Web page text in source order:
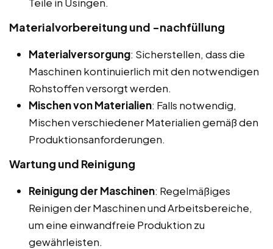
Materialvorbereitung und -nachfüllung
Materialversorgung: Sicherstellen, dass die
Maschinen kontinuierlich mit den notwendigen
Rohstoffen versorgt werden.
Mischen von Materialien: Falls notwendig,
Mischen verschiedener Materialien gemäß den
Produktionsanforderungen.
Wartung und Reinigung
Reinigung der Maschinen: Regelmäßiges
Reinigen der Maschinen und Arbeitsbereiche,
um eine einwandfreie Produktion zu
gewährleisten.